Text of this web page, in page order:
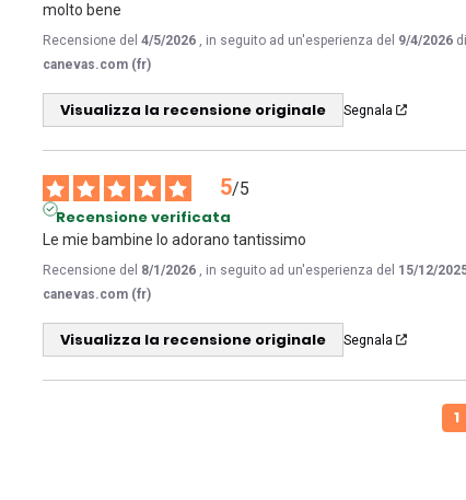
molto bene
Recensione del 4/5/2026 , in seguito ad un'esperienza del 9/4/2026 di
canevas.com (fr)
Visualizza la recensione originale Segnala
5/5
Recensione verificata
Le mie bambine lo adorano tantissimo
Recensione del 8/1/2026 , in seguito ad un'esperienza del 15/12/
canevas.com (fr)
Visualizza la recensione originale Segnala
1